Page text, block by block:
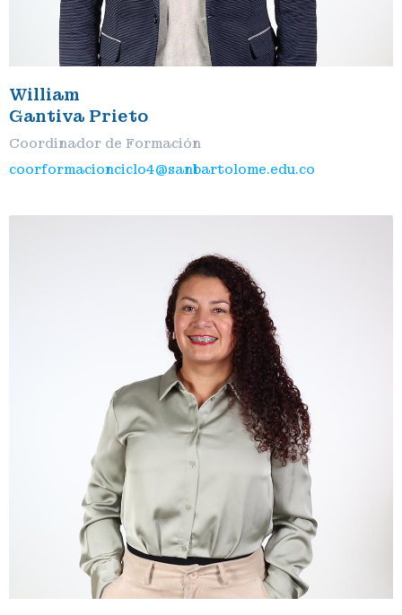
William
Gantiva Prieto
Coordinador de Formación
coorformacionciclo4@sanbartolome.edu.co